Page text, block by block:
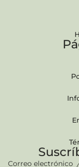
Correo electrónico